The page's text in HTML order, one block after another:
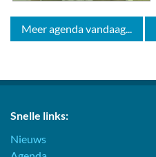
Meer agenda vandaag...
Snelle links:
Nieuws